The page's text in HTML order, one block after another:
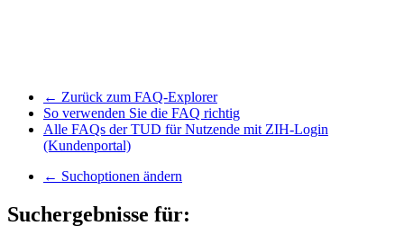
← Zurück zum FAQ-Explorer
So verwenden Sie die FAQ richtig
Alle FAQs der TUD für Nutzende mit ZIH-Login
(Kundenportal)
← Suchoptionen ändern
Suchergebnisse für: